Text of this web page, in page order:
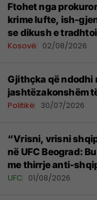
Ftohet nga
krime lufte, ish-
se dikush e
Kosovë 02/08/2026
Gjithçka që ndodhi
jashtëzakonshëm
Politikë 30/07/2026
“Vrisni, vrisni
në UFC Beograd:
me thirrje anti-
tribunat
UFC 01/08/2026